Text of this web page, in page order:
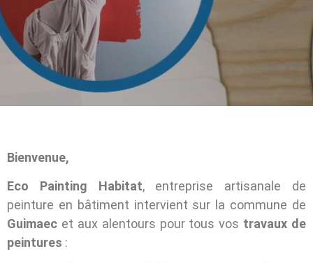
Bienvenue,
Eco Painting Habitat, entreprise artisanale de
peinture en bâtiment intervient sur la commune de
Guimaec et aux alentours pour tous vos travaux de
peintures :